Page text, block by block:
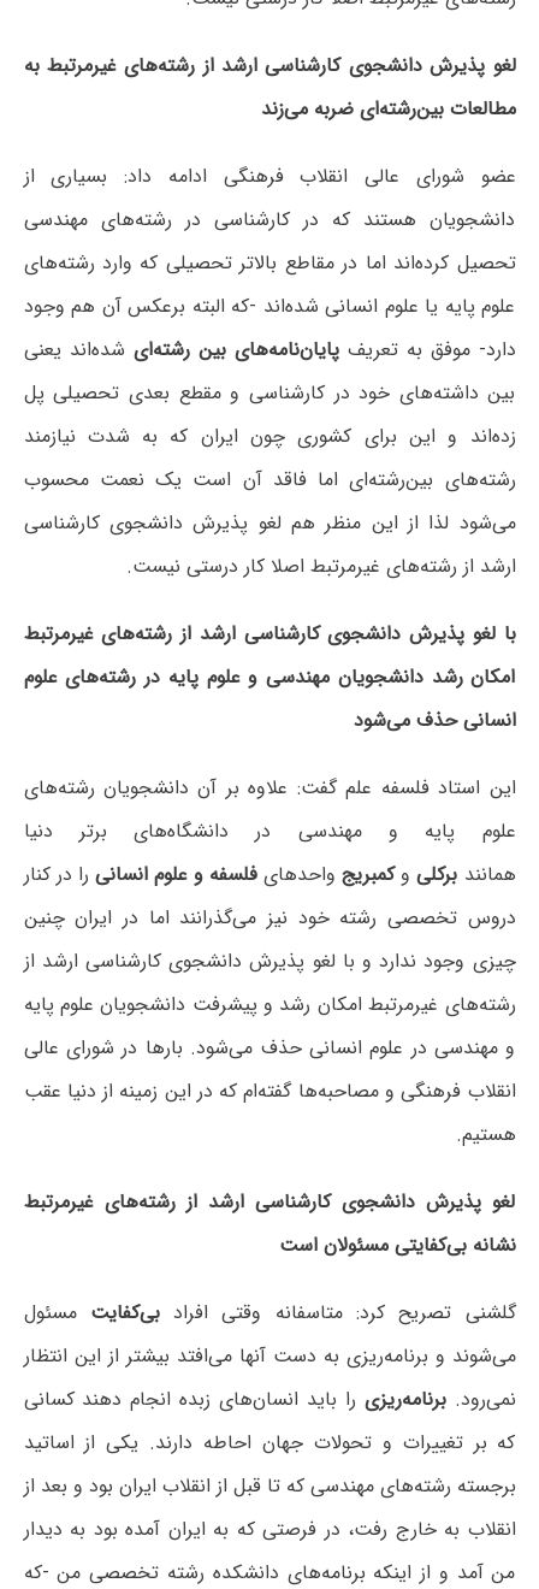
لغو پذیرش دانشجوی کارشناسی ارشد از رشته‌های غیرمرتبط به
مطالعات بین‌رشته‌ای ضربه می‌زند
عضو شورای عالی انقلاب فرهنگی ادامه داد: بسیاری از
دانشجویان هستند که در کارشناسی در رشته‌های مهندسی
تحصیل کرده‌اند اما در مقاطع بالاتر تحصیلی که وارد رشته‌های
علوم پایه یا علوم انسانی شده‌اند -که البته برعکس آن هم وجود
دارد- موفق به تعریفپایان‌نامه‌های بین رشته‌ای شده‌اند یعنی
بین داشته‌های خود در کارشناسی و مقطع بعدی تحصیلی پل
زده‌اند و این برای کشوری چون ایران که به شدت نیازمند
رشته‌های بین‌رشته‌ای اما فاقد آن است یک نعمت محسوب
می‌شود لذا از این منظر هم لغو پذیرش دانشجوی کارشناسی
ارشد از رشته‌های غیرمرتبط اصلا کار درستی نیست.
با لغو پذیرش دانشجوی کارشناسی ارشد از رشته‌های غیرمرتبط
امکان رشد دانشجویان مهندسی و علوم پایه در رشته‌های علوم
انسانی حذف می‌شود
این استاد فلسفه علم گفت: علاوه بر آن دانشجویان رشته‌های
علوم پایه و مهندسی در دانشگاه‌های برتر دنیا
همانند برکلی وکمبریج واحدهای فلسفه و علوم انسانی را در کنار
دروس تخصصی رشته خود نیز می‌گذرانند اما در ایران چنین
چیزی وجود ندارد و با لغو پذیرش دانشجوی کارشناسی ارشد از
رشته‌های غیرمرتبط امکان رشد و پیشرفت دانشجویان علوم پایه
و مهندسی در علوم انسانی حذف می‌شود. بارها در شورای عالی
انقلاب فرهنگی و مصاحبه‌ها گفته‌ام که در این زمینه از دنیا عقب
هستیم.
لغو پذیرش دانشجوی کارشناسی ارشد از رشته‌های غیرمرتبط
نشانه بی‌کفایتی مسئولان است
گلشنی تصریح کرد: متاسفانه وقتی افرادبی‌کفایتمسئول
می‌شوند و برنامه‌ریزی به دست آنها می‌افتد بیشتر از این انتظار
نمی‌رود.برنامه‌ریزی را باید انسان‌های زبده انجام دهند کسانی
که بر تغییرات و تحولات جهان احاطه دارند. یکی از اساتید
برجسته رشته‌های مهندسی که تا قبل از انقلاب ایران بود و بعد از
انقلاب به خارج رفت، در فرصتی که به ایران آمده بود به دیدار
من آمد و از اینکه برنامه‌های دانشکده رشته تخصصی من -که